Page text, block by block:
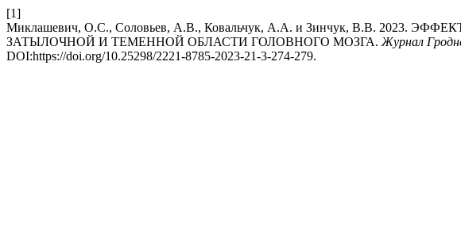
[1]
Миклашевич, О.С., Соловьев, А.В., Ковальчук, А.А. и Зинчук, В.В.
ЗАТЫЛОЧНОЙ И ТЕМЕННОЙ ОБЛАСТИ ГОЛОВНОГО МОЗГА. Журнал
DOI:https://doi.org/10.25298/2221-8785-2023-21-3-274-279.